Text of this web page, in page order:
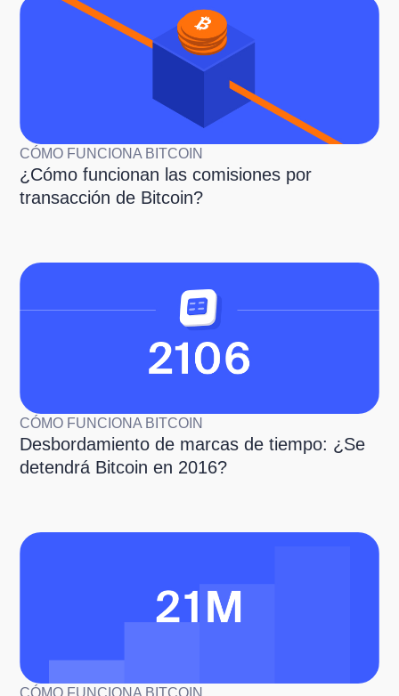
CÓMO FUNCIONA BITCOIN
¿Cómo funcionan las comisiones por
transacción de Bitcoin?
CÓMO FUNCIONA BITCOIN
Desbordamiento de marcas de tiempo: ¿Se
detendrá Bitcoin en 2016?
CÓMO FUNCIONA BITCOIN